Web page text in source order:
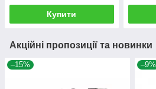
Купити
Акційні пропозиції та новинки
–15% –9%